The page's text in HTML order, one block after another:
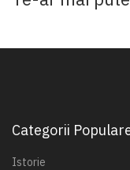
Categorii
Istorie